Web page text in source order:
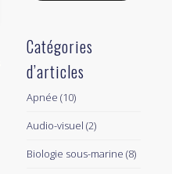
Catégories
d’articles
Apnée (10)
Audio-visuel (2)
Biologie sous-marine (8)